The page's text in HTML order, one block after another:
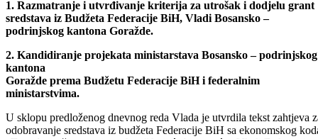
Za sjednicu je predložen slijedeći:
Dnevni red
sredstava iz Budžeta Federacije BiH, Vladi Bosansko –
podrinjskog kantona Goražde.
2. Kandidiranje projekata ministarstava Bosansko – podrinjskog
Goražde prema Budžetu Federacije BiH i federalnim
ministarstvima.